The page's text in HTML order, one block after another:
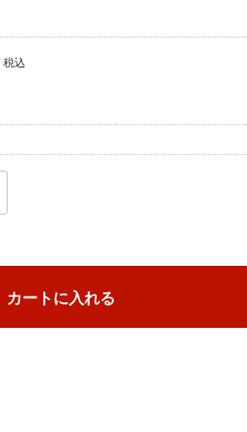
税込
カートに入れる